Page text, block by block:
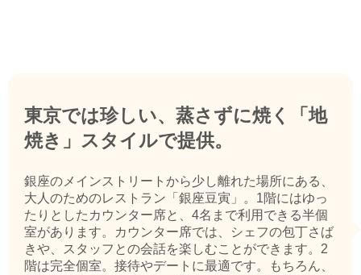
東京では珍しい、蒸さずに焼く「地
焼き」スタイルで提供。
銀座のメインストリートから少し離れた場所にある、
大人のためのレストラン「銀座豆寅」。1階にはゆっ
たりとしたカウンター席と、4名まで利用できる半個
室があります。カウンター席では、シェフの包丁さば
きや、スタッフとの会話を楽しむことができます。2
階は完全個室。接待やデートに最適です。もちろん、